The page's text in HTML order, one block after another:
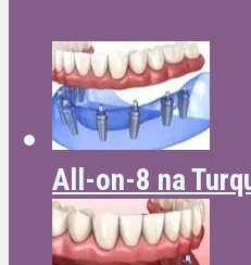
All-on-8 na